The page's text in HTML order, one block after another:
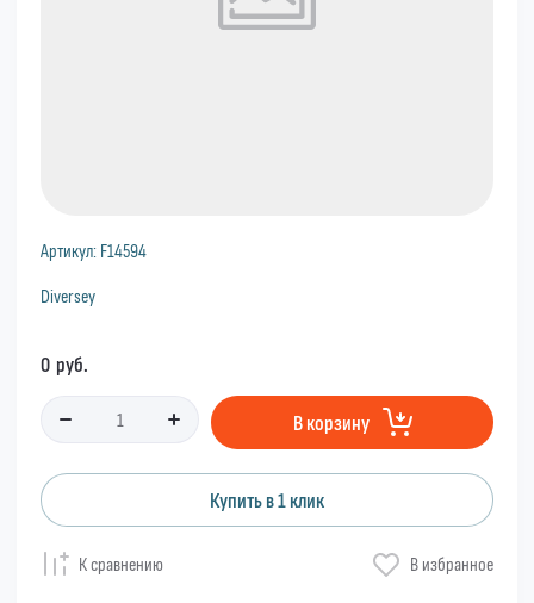
Артикул: F14594
Diversey
0 руб.
В корзину
Купить в 1 клик
К сравнению В избранное